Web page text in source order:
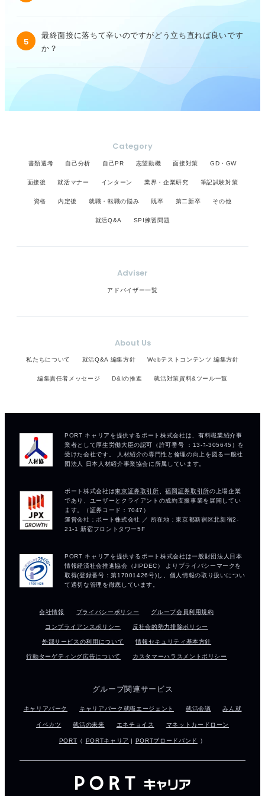
5
最終面接に落ちて辛いのですがどう立ち直れば良いです
か？
Category
書類選考 自己分析 自己PR 志望動機 面接対策 GD・GW
面接後 就活マナー インターン 業界・企業研究 筆記試験対策
資格 内定後 就職・転職の悩み 既卒 第二新卒 その他
就活Q&A SPI練習問題
Adviser
アドバイザー一覧
About Us
私たちについて 就活Q&A 編集方針 Webテストコンテンツ 編集方針
編集責任者メッセージ D&Iの推進 就活対策資料&ツール一覧
会社情報 プライバシーポリシー グループ会員利用規約
コンプライアンスポリシー 反社会的勢力排除ポリシー
外部サービスの利用について 情報セキュリティ基本方針
行動ターゲティング広告について カスタマーハラスメントポリシー